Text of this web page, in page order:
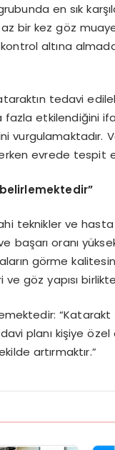
en sık
bir kez göz
altına
tedavi
etkilendiğini
vurgulamaktadır.
evrede tespit
teknikler ve hasta
oranı
görme kalitesini
göz yapısı
planı kişiye özel
artırmaktır.”